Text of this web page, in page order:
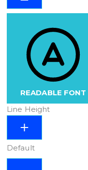
READABLE FONT
Line Height
Default